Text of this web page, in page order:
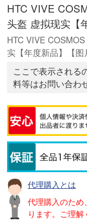
HTC VIVE
头盔 虚拟现实【
HTC VIVE
实【年度新品】【
ここで表示される
料等はお問い合わ
代理購入とは
代理購入のた
ります。ご理解